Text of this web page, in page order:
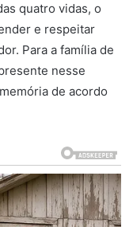
quatro vidas, o
e respeitar
Para a família de
nesse
de acordo